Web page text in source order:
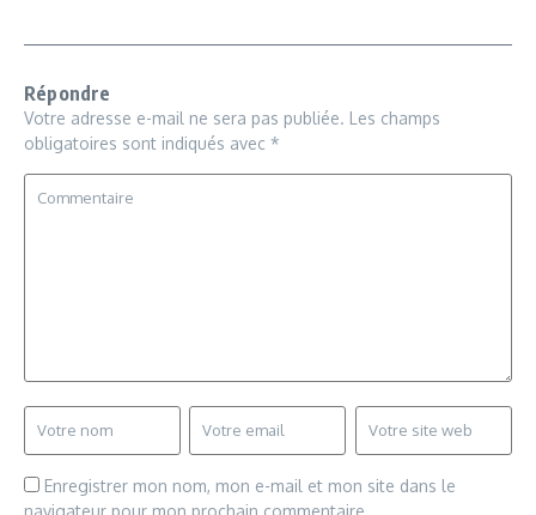
Répondre
Votre adresse e-mail ne sera pas publiée. Les champs
obligatoires sont indiqués avec *
Enregistrer mon nom, mon e-mail et mon site dans le
navigateur pour mon prochain commentaire.